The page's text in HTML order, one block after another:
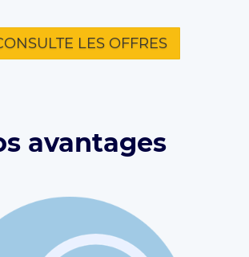
LES OFFRES
avantages